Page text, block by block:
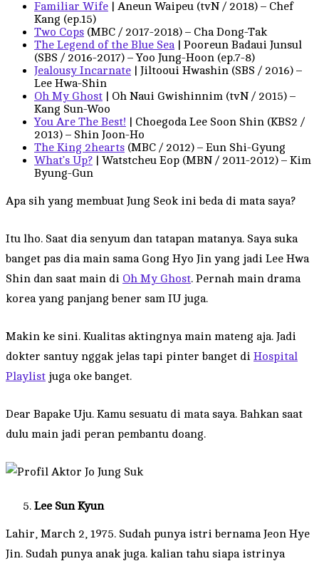
Familiar Wife | Aneun Waipeu (tvN / 2018) – Chef
Kang (ep.15)
Two Cops (MBC / 2017-2018) – Cha Dong-Tak
The Legend of the Blue Sea| Pooreun Badaui Junsul
(SBS / 2016-2017) – Yoo Jung-Hoon (ep.7-8)
Jealousy Incarnate | Jiltooui Hwashin (SBS / 2016) –
Lee Hwa-Shin
Oh My Ghost | Oh Naui Gwishinnim (tvN / 2015) –
Kang Sun-Woo
You Are The Best! | Choegoda Lee Soon Shin (KBS2 /
2013) – Shin Joon-Ho
The King 2hearts (MBC / 2012) – Eun Shi-Gyung
What’s Up? | Watstcheu Eop (MBN / 2011-2012) – Kim
Byung-Gun
Apa sih yang membuat Jung Seok ini beda di mata saya?
Itu lho. Saat dia senyum dan tatapan matanya. Saya suka
banget pas dia main sama Gong Hyo Jin yang jadi Lee Hwa
Shin dan saat main di Oh My Ghost. Pernah main drama
korea yang panjang bener sam IU juga.
Makin ke sini. Kualitas aktingnya main mateng aja. Jadi
dokter santuy nggak jelas tapi pinter banget di Hospital
Playlist juga oke banget.
Dear Bapake Uju. Kamu sesuatu di mata saya. Bahkan saat
dulu main jadi peran pembantu doang.
Lee Sun Kyun
Lahir, March 2, 1975. Sudah punya istri bernama Jeon Hye
Jin. Sudah punya anak juga. kalian tahu siapa istrinya